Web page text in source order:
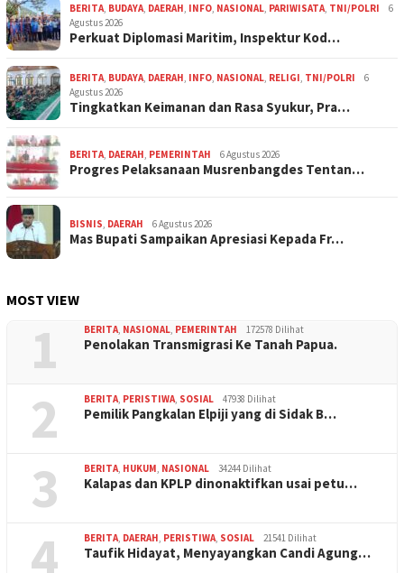
BERITA BUDAYA DAERAH INFO NASIONAL PARIWISATA TNI/POLRI
6
Agustus 2026
Perkuat Diplomasi Maritim, Inspektur Kod…
BERITA BUDAYA DAERAH INFO NASIONAL RELIGI TNI/POLRI
6
Agustus 2026
Tingkatkan Keimanan dan Rasa Syukur, Pra…
BERITA DAERAH PEMERINTAH 6 Agustus 2026
Progres Pelaksanaan Musrenbangdes Tentan…
BISNIS DAERAH 6 Agustus 2026
Mas Bupati Sampaikan Apresiasi Kepada Fr…
MOST VIEW
1 BERITA NASIONAL PEMERINTAH 172578 Dilihat
Penolakan Transmigrasi Ke Tanah Papua.
2 BERITA PERISTIWA SOSIAL 47938 Dilihat
Pemilik Pangkalan Elpiji yang di Sidak B…
3 BERITA HUKUM NASIONAL 34244 Dilihat
Kalapas dan KPLP dinonaktifkan usai petu…
4 BERITA DAERAH PERISTIWA SOSIAL 21541 Dilihat
Taufik Hidayat, Menyayangkan Candi Agung…